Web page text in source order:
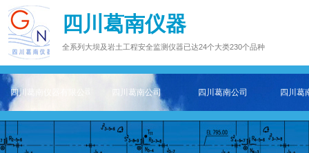
四川葛南仪器
全系列大坝及岩土工程安全监测仪器已达24个大类230个品种
四川葛南仪器有限公司——专注大坝及岩土工程安全监测仪器主页
四川葛南公司 四川葛南公司 四川葛